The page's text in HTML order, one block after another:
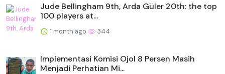
Jude Bellingham 9th, Arda Güler 20th: the top
100 players at...
1 month ago 344
Implementasi Komisi Ojol 8 Persen Masih
Menjadi Perhatian Mi...